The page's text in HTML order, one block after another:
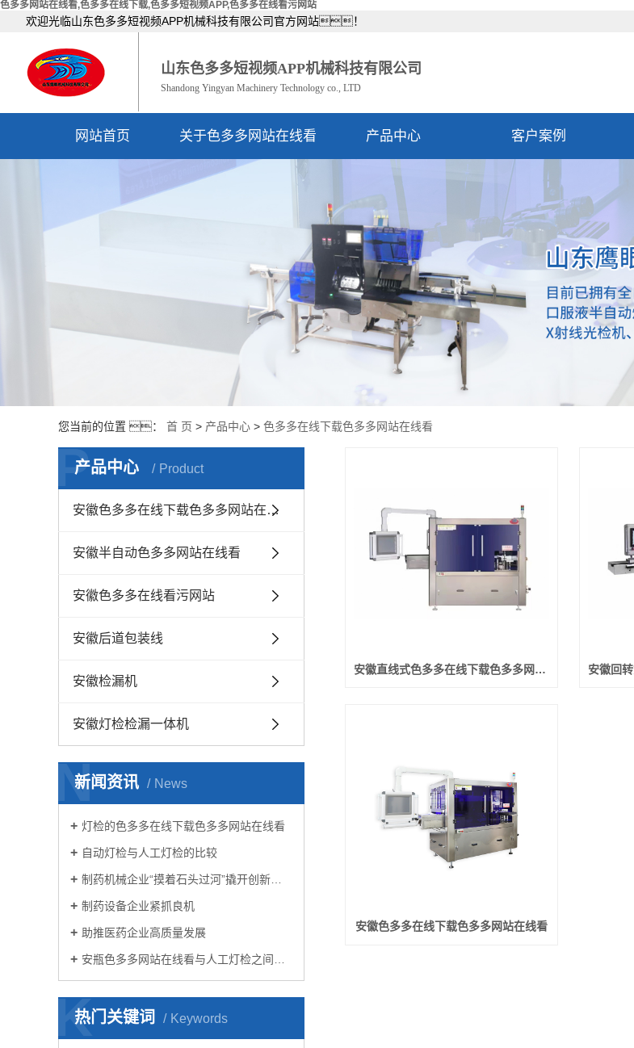
色多多网站在线看,色多多在线下载,色多多短视频APP,色多多在线看污网站
欢迎光临山东色多多短视频APP机械科技有限公司官方网站！
山东色多多短视频APP机械科技有限公司
Shandong Yingyan Machinery Technology co., LTD
网站首页 关于色多多网站在线看
公司简介
产品中心 客户案例
您当前的位置 ： 首 页 > 产品中心 > 色多多在线下载色多多网站在线看
产品中心 Product
P
安徽色多多在线下载色多多网站在线看
安徽半自动色多多网站在线看
安徽色多多在线看污网站
安徽后道包装线
安徽检漏机
安徽灯检检漏一体机
新闻资讯 News
N
灯检的色多多在线下载色多多网站在线看
自动灯检与人工灯检的比较
制药机械企业“摸着石头过河”撬开创新大门
制药设备企业紧抓良机
助推医药企业高质量发展
安瓶色多多网站在线看与人工灯检之间的“较量”
热门关键词 Keywords
K
安徽直线式色多多在线下载色多多网站在线看
安徽色多多在线下载色多多网站在线看